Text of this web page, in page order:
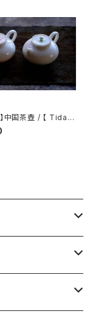
茶壺 / 【 Tidal
Chinese teapot